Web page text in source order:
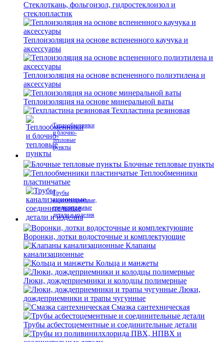
Стеклоткань, фольгоизол, гидростеклоизол и
стеклопластик
Теплоизоляция на основе вспененного каучука и
аксессуары
Теплоизоляция на основе вспененного полиэтилена и
аксессуары
Теплоизоляция на основе минеральной ваты
Техпластина резиновая
Теплообменники
и блочно-
тепловые
пункты
Блочные тепловые пункты
Теплообменники
пластинчатые
Трубы
канализационные,
соединительные
детали и изделия
Воронки, лотки водосточные и комплектующие
Клапаны
канализационные
Кольца и манжеты
Люки, дождеприемники и колодцы полимерные
Люки,
дождеприемники и трапы чугунные
Смазка сантехническая
Трубы асбестоцементные и соединительные детали